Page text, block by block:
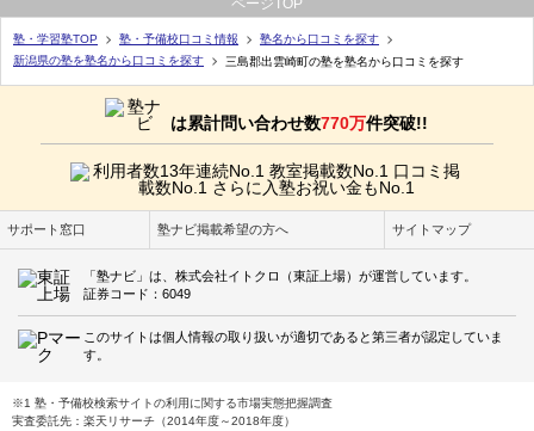
ページTOP
塾・学習塾TOP 塾・予備校口コミ情報
塾名から口コミを探す
新潟県の塾を塾名から口コミを探す
三島郡出雲崎町の塾を塾名から口コミを探す
は累計問い合わせ数770万件突破!!
サポート窓口 塾ナビ掲載希望の方へ サイトマップ
「塾ナビ」は、株式会社イトクロ（東証上場）が運営しています。
証券コード：6049
このサイトは個人情報の取り扱いが適切であると第三者が認定していま
す。
※1 塾・予備校検索サイトの利用に関する市場実態把握調査
実査委託先：楽天リサーチ（2014年度～2018年度）